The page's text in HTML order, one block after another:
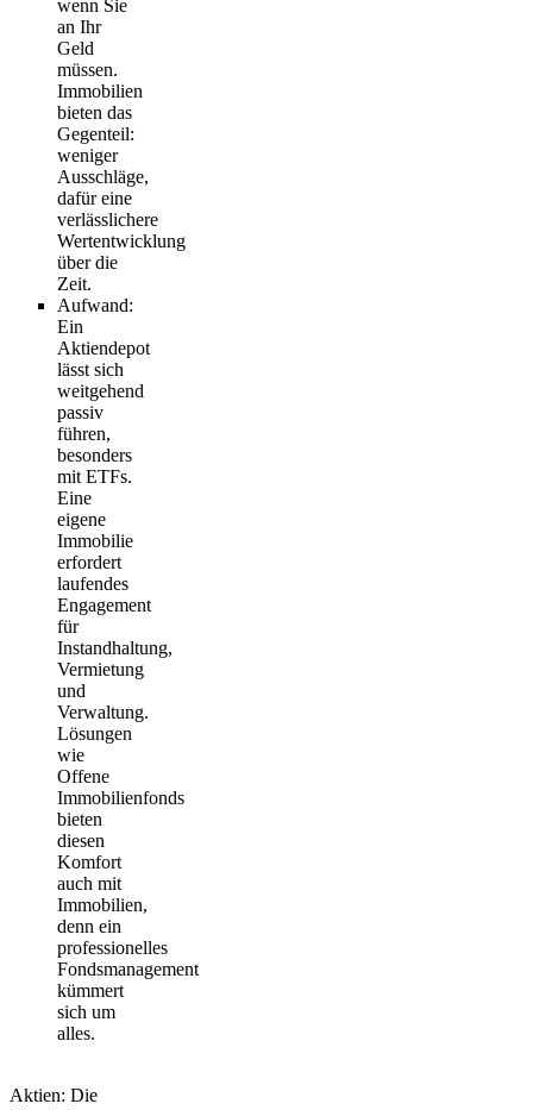
wenn Sie
an Ihr
Geld
müssen.
Immobilien
bieten das
Gegenteil:
weniger
Ausschläge,
dafür eine
verlässlichere
Wertentwicklung
über die
Zeit.
Aufwand:
Ein
Aktiendepot
lässt sich
weitgehend
passiv
führen,
besonders
mit ETFs.
Eine
eigene
Immobilie
erfordert
laufendes
Engagement
für
Instandhaltung,
Vermietung
und
Verwaltung.
Lösungen
wie
Offene
Immobilienfonds
bieten
diesen
Komfort
auch mit
Immobilien,
denn ein
professionelles
Fondsmanagement
kümmert
sich um
alles.
Aktien: Die